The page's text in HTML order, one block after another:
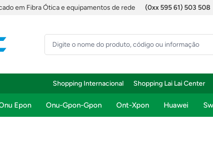
em Fibra Ótica e equipamentos de rede (0xx 595 61) 503 508
Shopping Internacional Shopping Lai Lai Center
Epon Onu-Gpon-Gpon Ont-Xpon Huawei